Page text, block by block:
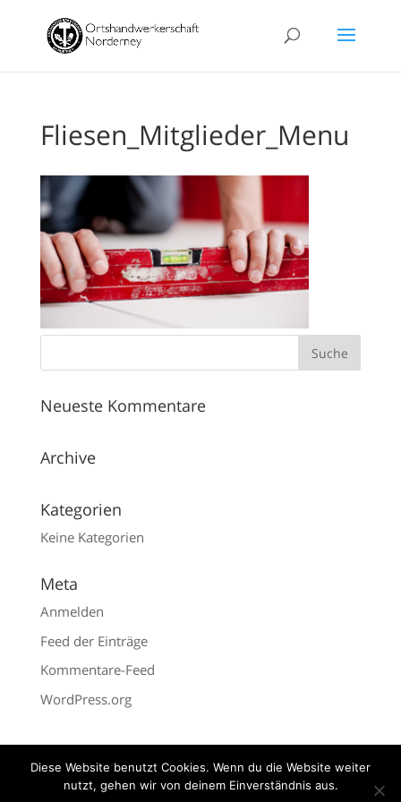
Fliesen_Mitglieder_Menu
Neueste Kommentare
Archive
Kategorien
Keine Kategorien
Meta
Anmelden
Feed der Einträge
Kommentare-Feed
WordPress.org
Impressum
Diese Website benutzt Cookies. Wenn du die Website weiter
nutzt, gehen wir von deinem Einverständnis aus.